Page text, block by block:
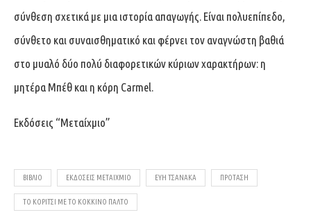
σύνθεση σχετικά με μια ιστορία απαγωγής. Είναι πολυεπίπεδο,
σύνθετο και συναισθηματικό και φέρνει τον αναγνώστη βαθιά
στο μυαλό δύο πολύ διαφορετικών κύριων χαρακτήρων: η
μητέρα Μπέθ και η κόρη Carmel.
Εκδόσεις “Μεταίχμιο”
ΒΙΒΛΙΟ ΕΚΔΌΣΕΙΣ ΜΕΤΑΊΧΜΙΟ ΕΎΗ ΤΣΑΝΆΚΑ ΠΡΌΤΑΣΗ
ΤΟ ΚΟΡΊΤΣΙ ΜΕ ΤΟ ΚΌΚΚΙΝΟ ΠΑΛΤΌ